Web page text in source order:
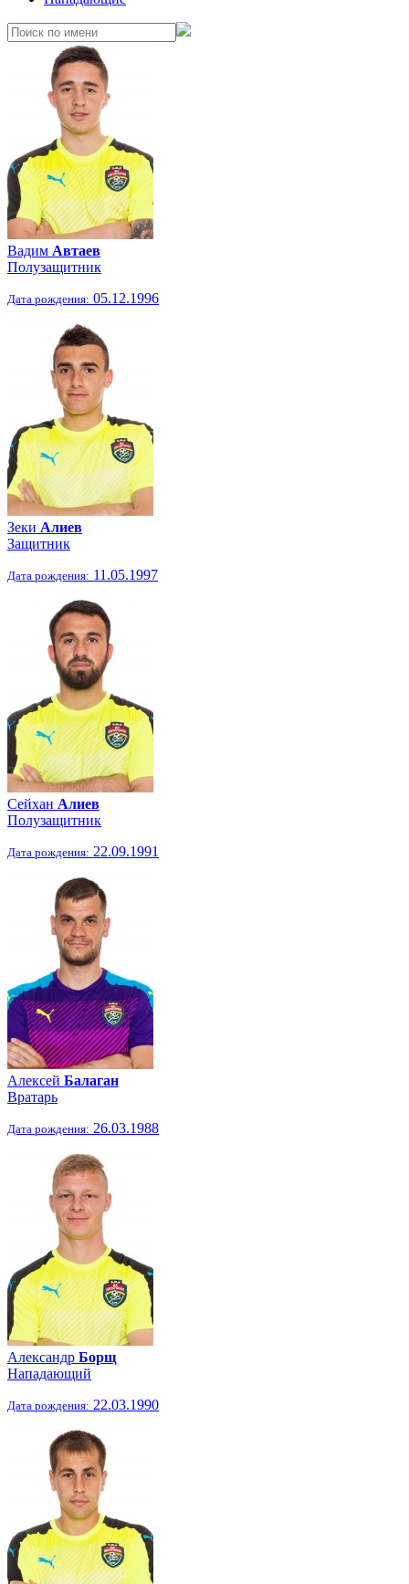
Вадим Автаев
Полузащитник
Дата рождения: 05.12.1996
Зеки Алиев
Защитник
Дата рождения: 11.05.1997
Сейхан Алиев
Полузащитник
Дата рождения: 22.09.1991
Алексей Балаган
Вратарь
Дата рождения: 26.03.1988
Александр Борщ
Нападающий
Дата рождения: 22.03.1990